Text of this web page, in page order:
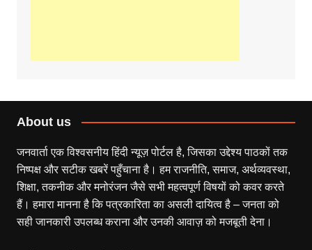
About us
जनवार्ता एक विश्वसनीय हिंदी न्यूज़ पोर्टल है, जिसका उद्देश्य पाठकों तक
निष्पक्ष और सटीक खबरें पहुँचाना है। हम राजनीति, समाज, अर्थव्यवस्था,
शिक्षा, तकनीक और मनोरंजन जैसे सभी महत्वपूर्ण विषयों को कवर करते
हैं। हमारा मानना है कि पत्रकारिता का असली दायित्व है – जनता को
सही जानकारी उपलब्ध कराना और उनकी आवाज़ को मजबूती देना।